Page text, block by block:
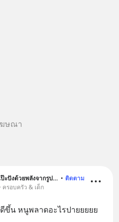
ษณา
Tara Thow เปลี่ยนชีวิตให้เป๊ะปังด้วยพลังจากรูปภาพ • ติดตาม
ครอบครัว & เด็ก
น หนูพลาดอะไรปายยยยย